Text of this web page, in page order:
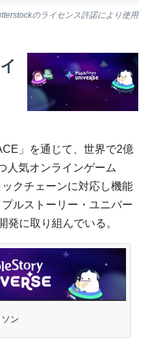
のライセンス許諾により使用
」を通じて、世界で2億
人気オンラインゲーム
クチェーンに対応し機能
ルストーリー・ユニバー
発に取り組んでいる。
ン